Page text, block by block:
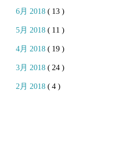
6月 2018( 13 )
5月 2018( 11 )
4月 2018( 19 )
3月 2018( 24 )
2月 2018( 4 )